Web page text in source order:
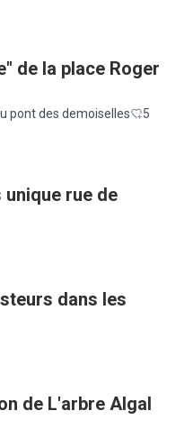
de la place Roger
pont des demoiselles
5
rue de
dans les
de L'arbre Algal